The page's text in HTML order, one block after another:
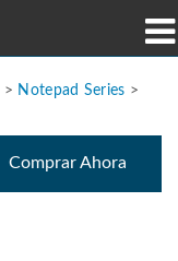
> Notepad Series >
Comprar Ahora